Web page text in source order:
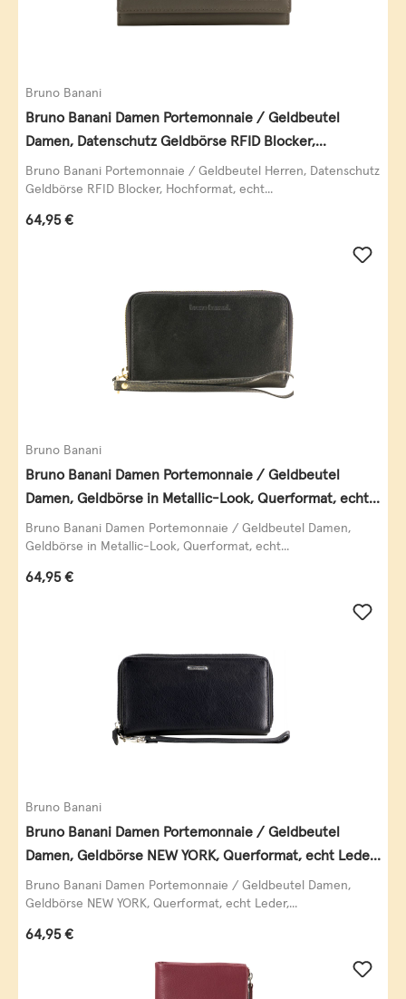
Bruno Banani
Bruno Banani Damen Portemonnaie / Geldbeutel
Damen, Datenschutz Geldbörse RFID Blocker,
Querformat, echt Leder, taupe
Bruno Banani Portemonnaie / Geldbeutel Herren, Datenschutz
Geldbörse RFID Blocker, Hochformat, echt...
Regulärer Preis:
64,95 €
Bruno Banani
Bruno Banani Damen Portemonnaie / Geldbeutel
Damen, Geldbörse in Metallic-Look, Querformat, echt
Leder, schwarz-gold
Bruno Banani Damen Portemonnaie / Geldbeutel Damen,
Geldbörse in Metallic-Look, Querformat, echt...
Regulärer Preis:
64,95 €
Bruno Banani
Bruno Banani Damen Portemonnaie / Geldbeutel
Damen, Geldbörse NEW YORK, Querformat, echt Leder,
schwarz
Bruno Banani Damen Portemonnaie / Geldbeutel Damen,
Geldbörse NEW YORK, Querformat, echt Leder,...
Regulärer Preis:
64,95 €